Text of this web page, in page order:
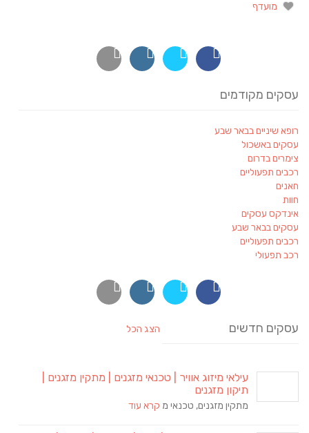
מועדף
עסקים מקודמים
רופא שיניים בבאר שבע
עסקים באשכול
צימרים בדרום
רכבים תפעוליים
חאנים
חוות
אינדקס עסקים
עסקים בבאר שבע
רכבים תפעוליים
רכב תפעולי
עסקים חדשים הצג הכל
עילאי מיזוג אוויר | טכנאי מזגנים | מתקין מזגנים |
תיקון מזגנים
מתקין מזגנים, טכנאי מ קרא עוד